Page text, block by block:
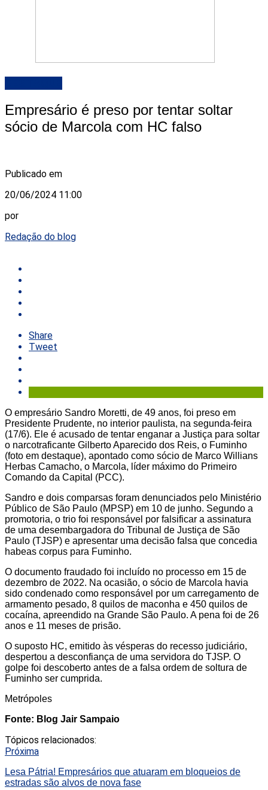
Empresário é preso por tentar soltar
sócio de Marcola com HC falso
Publicado em
20/06/2024 11:00
por
Redação do blog
Share
Tweet
O empresário Sandro Moretti, de 49 anos, foi preso em
Presidente Prudente, no interior paulista, na segunda-feira
(17/6). Ele é acusado de tentar enganar a Justiça para soltar
o narcotraficante Gilberto Aparecido dos Reis, o Fuminho
(foto em destaque), apontado como sócio de Marco Willians
Herbas Camacho, o Marcola, líder máximo do Primeiro
Comando da Capital (PCC).
Sandro e dois comparsas foram denunciados pelo Ministério
Público de São Paulo (MPSP) em 10 de junho. Segundo a
promotoria, o trio foi responsável por falsificar a assinatura
de uma desembargadora do Tribunal de Justiça de São
Paulo (TJSP) e apresentar uma decisão falsa que concedia
habeas corpus para Fuminho.
O documento fraudado foi incluído no processo em 15 de
dezembro de 2022. Na ocasião, o sócio de Marcola havia
sido condenado como responsável por um carregamento de
armamento pesado, 8 quilos de maconha e 450 quilos de
cocaína, apreendido na Grande São Paulo. A pena foi de 26
anos e 11 meses de prisão.
O suposto HC, emitido às vésperas do recesso judiciário,
despertou a desconfiança de uma servidora do TJSP. O
golpe foi descoberto antes de a falsa ordem de soltura de
Fuminho ser cumprida.
Metrópoles
Fonte: Blog Jair Sampaio
Tópicos relacionados:
Próxima
Lesa Pátria! Empresários que atuaram em bloqueios de
estradas são alvos de nova fase